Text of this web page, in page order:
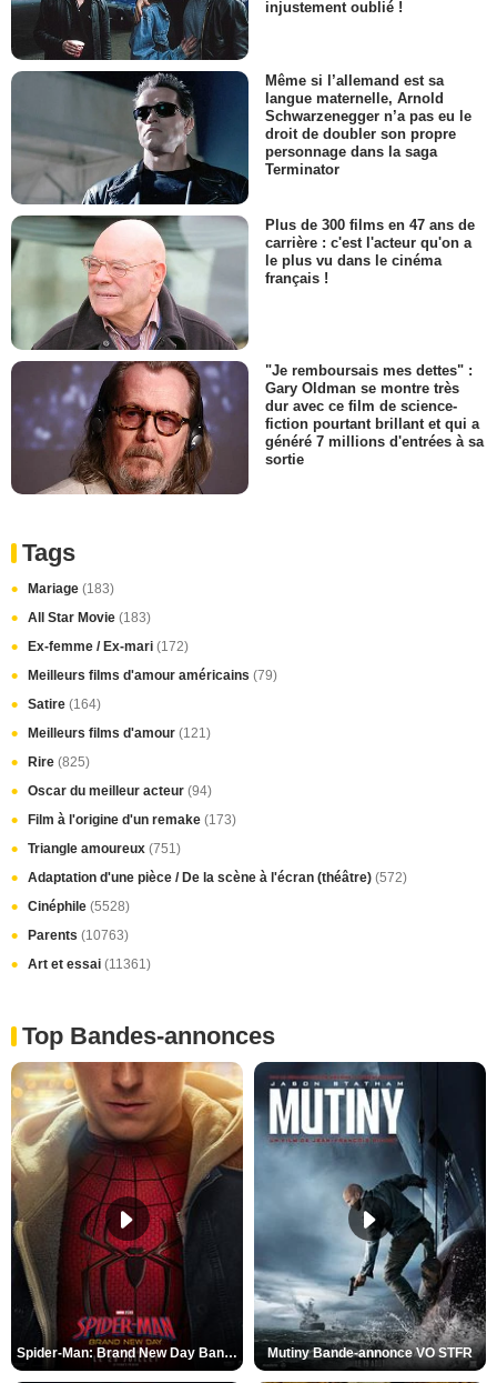
injustement oublié !
Même si l’allemand est sa
langue maternelle, Arnold
Schwarzenegger n’a pas eu le
droit de doubler son propre
personnage dans la saga
Terminator
Plus de 300 films en 47 ans de
carrière : c'est l'acteur qu'on a
le plus vu dans le cinéma
français !
"Je remboursais mes dettes" :
Gary Oldman se montre très
dur avec ce film de science-
fiction pourtant brillant et qui a
généré 7 millions d'entrées à sa
sortie
Tags
Mariage (183)
All Star Movie (183)
Ex-femme / Ex-mari (172)
Meilleurs films d'amour américains (79)
Satire (164)
Meilleurs films d'amour (121)
Rire (825)
Oscar du meilleur acteur (94)
Film à l'origine d'un remake (173)
Triangle amoureux (751)
Adaptation d'une pièce / De la scène à l'écran (théâtre) (572)
Cinéphile (5528)
Parents (10763)
Art et essai (11361)
Top Bandes-annonces
Spider-Man: Brand New Day Bande-annonce VO STFR Mutiny Bande-annonce VO STFR